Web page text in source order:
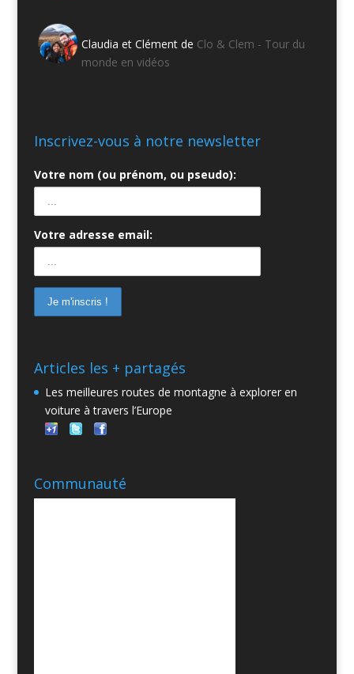
Claudia et Clément de Clo & Clem - Tour du
monde en vidéos
Inscrivez-vous à notre newsletter
Votre nom (ou prénom, ou pseudo):
Votre adresse email:
Articles les + partagés
Les meilleures routes de montagne à explorer en
voiture à travers l’Europe
Communauté